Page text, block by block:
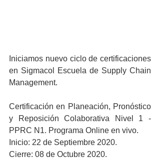
Iniciamos nuevo ciclo de certificaciones
en Sigmacol Escuela de Supply Chain
Management.
Certificación en Planeación, Pronóstico
y Reposición Colaborativa Nivel 1 -
PPRC N1. Programa Online en vivo.
Inicio: 22 de Septiembre 2020.
Cierre: 08 de Octubre 2020.